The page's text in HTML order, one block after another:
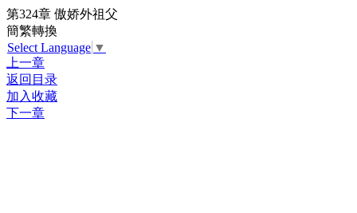
第324章 傲娇外祖父
簡繁轉換
Select Language ▼
上一章
返回目录
加入收藏
下一章